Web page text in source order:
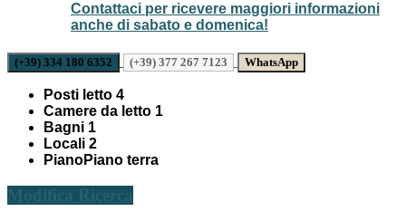
Contattaci per ricevere maggiori informazioni
anche di sabato e domenica!
(+39) 334 180 6352 (+39) 377 267 7123 WhatsApp
Posti letto 4
Camere da letto 1
Bagni 1
Locali 2
PianoPiano terra